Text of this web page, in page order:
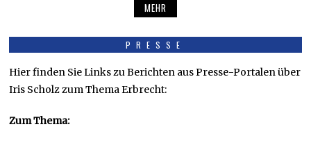
MEHR
PRESSE
Hier finden Sie Links zu Berichten aus Presse-Portalen über
Iris Scholz zum Thema Erbrecht:
Zum Thema: